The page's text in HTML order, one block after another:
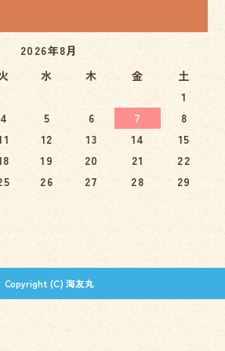
2026年8月
水 木 金 土
1
4 5 6 7
8
12 13 14
15
19 20 21
22
26 27 28
29
Copyright (C) 海友丸